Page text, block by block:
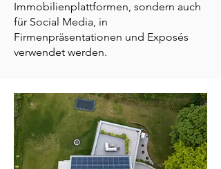
Immobilienplattformen, sondern auch
für Social Media, in
Firmenpräsentationen und Exposés
verwendet werden.